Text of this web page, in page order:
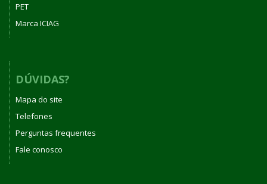
PET
Marca ICIAG
DÚVIDAS?
Mapa do site
Telefones
Perguntas frequentes
Fale conosco